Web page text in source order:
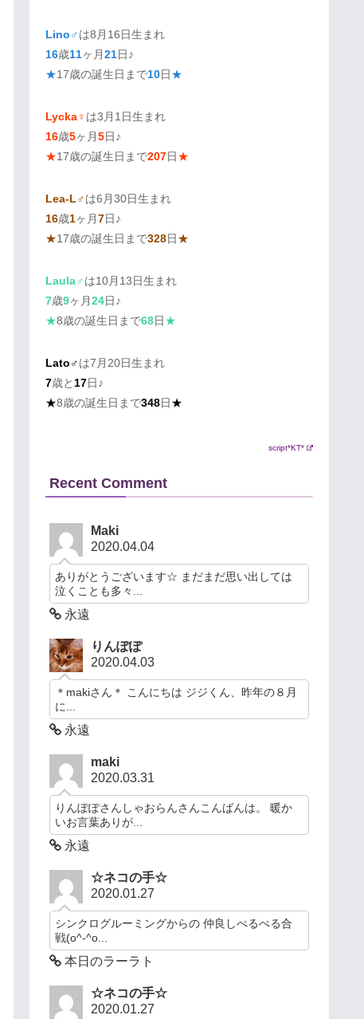
Lino♂ は8月16日生まれ
16歳11ヶ月21日♪
★17歳の誕生日まで10日★
Lycka♀ は3月1日生まれ
16歳5ヶ月5日♪
★17歳の誕生日まで207日★
Lea-L♂は6月30日生まれ
16歳1ヶ月7日♪
★17歳の誕生日まで328日★
Laula♂ は10月13日生まれ
7歳9ヶ月24日♪
★8歳の誕生日まで68日★
Lato♂は7月20日生まれ
7歳と 17日♪
★8歳の誕生日まで348日★
script*KT*
Recent Comment
Maki
2020.04.04
ありがとうございます☆ まだまだ思い出しては
泣くことも多々...
永遠
りんぽぽ
2020.04.03
＊makiさん＊ こんにちは ジジくん、昨年の８月
に...
永遠
maki
2020.03.31
りんぽぽさんしゃおらんさんこんばんは。 暖か
いお言葉ありが...
永遠
☆ネコの手☆
2020.01.27
シンクログルーミングからの 仲良しぺるぺる合
戦(o^-^o...
本日のラーラト
☆ネコの手☆
2020.01.27